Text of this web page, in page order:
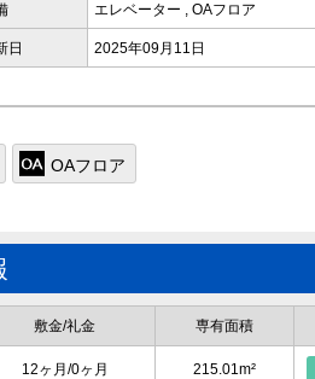
エレベーター , OAフロア
日 2025年09月11日
OAフロア
敷金/礼金 専有面積
12ヶ月/0ヶ月 215.01m²